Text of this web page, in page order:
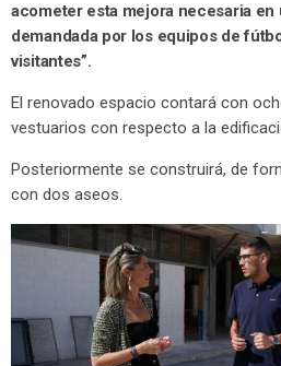
acometer esta mejora necesaria en
demandada por los equipos de
visitantes”.
El renovado espacio contará con
vestuarios con respecto a la
Posteriormente se construirá, de
con dos aseos.